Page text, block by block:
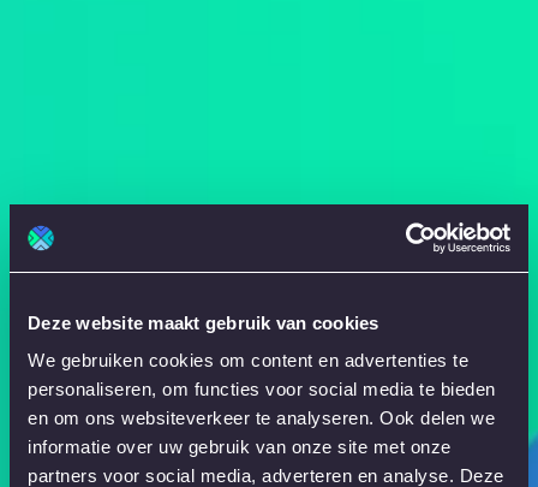
Deze website maakt gebruik van cookies
We gebruiken cookies om content en advertenties te
personaliseren, om functies voor social media te bieden
en om ons websiteverkeer te analyseren. Ook delen we
informatie over uw gebruik van onze site met onze
partners voor social media, adverteren en analyse. Deze